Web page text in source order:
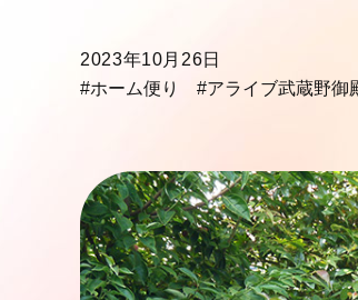
2023年10月26日
#ホーム便り
#アライブ武蔵野御